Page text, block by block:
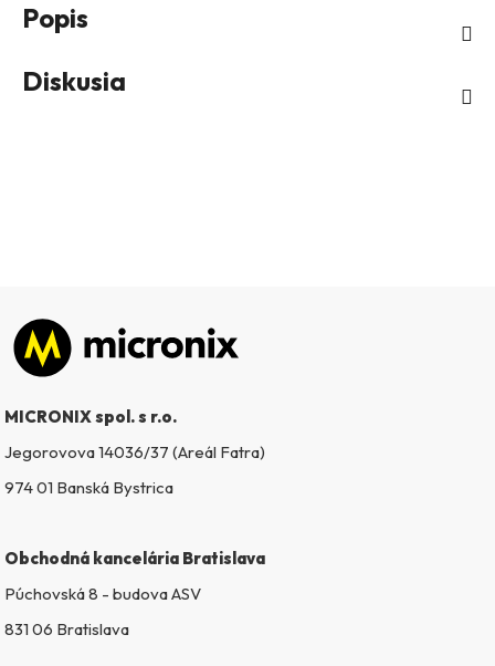
Popis
Diskusia
Zápätie
MICRONIX spol. s r.o.
Jegorovova 14036/37 (Areál Fatra)
974 01 Banská Bystrica
Obchodná kancelária Bratislava
Púchovská 8 - budova ASV
831 06 Bratislava